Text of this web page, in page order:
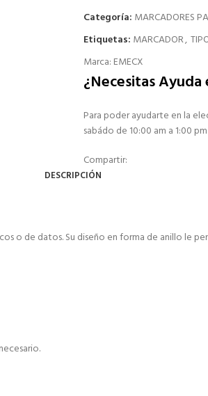
Categoría: MARCADORES
Etiquetas: MARCADOR,
Marca: EMECX
¿Necesitas
Para poder ayudarte en la
sabádo de 10:00 am a 1:00
Compartir:
DESCRIPCIÓN
o de datos. Su diseño en forma de anillo le